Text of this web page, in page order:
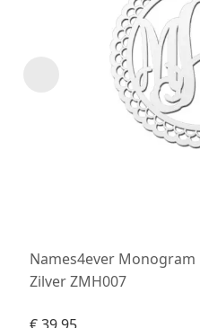
Names4ever
Zilver ZMH007